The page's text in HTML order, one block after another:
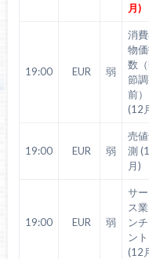
月)
19:00 EUR 弱
消
物
数
節
前）
(12
19:00 EUR 弱
売
測
月)
19:00 EUR 弱
サ
ス
ン
ント
(12